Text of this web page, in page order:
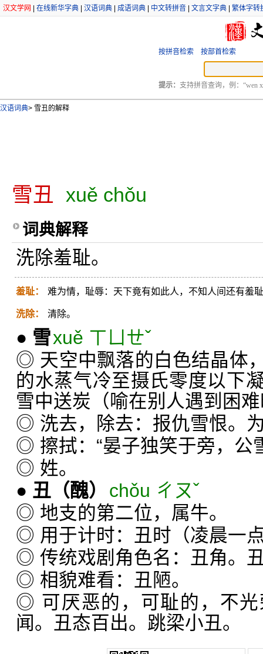
汉文学网 在线新华字典 汉语词典 成语词典 中文转拼音 文言文字典 繁体字转
按拼音检索 按部首检索
提示： 支持拼音查询，例：“wen
汉语词典> 雪丑的解释
雪丑 xuě chǒu
词典解释
洗除羞耻。
羞耻： 难为情，耻辱：天下竟有如此人，不知人间还有羞
洗除： 清除。
● 雪xuě ㄒㄩㄝˇ
◎ 天空中飘落的白色结晶体
的水蒸气冷至摄氏零度以下
雪中送炭（喻在别人遇到困
◎ 洗去，除去：报仇雪恨。
◎ 擦拭：“晏子独笑于旁，公
◎ 姓。
● 丑 （醜）
chǒu ㄔㄡˇ
◎ 地支的第二位，属牛。
◎ 用于计时：丑时（凌晨一
◎ 传统戏剧角色名：丑角。
◎ 相貌难看：丑陋。
◎ 可厌恶的，可耻的，不
闻。丑态百出。跳梁小丑。